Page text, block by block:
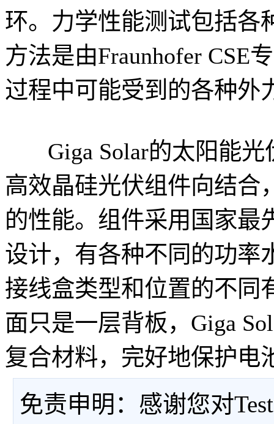
环。力学性能测试包括各
方法是由Fraunhofer CSE
过程中可能受到的各种外
Giga Solar的太阳能
高效晶硅光伏组件向结合
的性能。组件采用国家最
设计，有各种不同的功率
接线盒类型和位置的不同
面只是一层背板，Giga
复合材料，完好地保护电
免责申明：感谢您对